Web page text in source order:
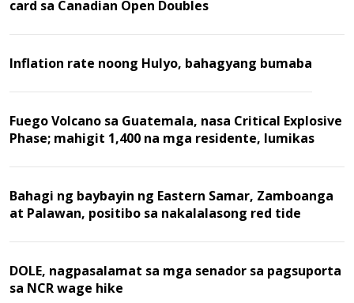
card sa Canadian Open Doubles
Inflation rate noong Hulyo, bahagyang bumaba
Fuego Volcano sa Guatemala, nasa Critical Explosive
Phase; mahigit 1,400 na mga residente, lumikas
Bahagi ng baybayin ng Eastern Samar, Zamboanga
at Palawan, positibo sa nakalalasong red tide
DOLE, nagpasalamat sa mga senador sa pagsuporta
sa NCR wage hike